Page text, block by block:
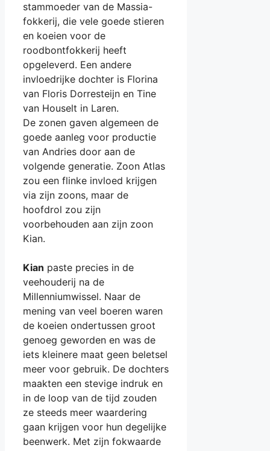
stammoeder van de Massia-
fokkerij, die vele goede stieren
en koeien voor de
roodbontfokkerij heeft
opgeleverd. Een andere
invloedrijke dochter is Florina
van Floris Dorresteijn en Tine
van Houselt in Laren.
De zonen gaven algemeen de
goede aanleg voor productie
van Andries door aan de
volgende generatie. Zoon Atlas
zou een flinke invloed krijgen
via zijn zoons, maar de
hoofdrol zou zijn
voorbehouden aan zijn zoon
Kian.
Kian paste precies in de
veehouderij na de
Millenniumwissel. Naar de
mening van veel boeren waren
de koeien ondertussen groot
genoeg geworden en was de
iets kleinere maat geen beletsel
meer voor gebruik. De dochters
maakten een stevige indruk en
in de loop van de tijd zouden
ze steeds meer waardering
gaan krijgen voor hun degelijke
beenwerk. Met zijn fokwaarde